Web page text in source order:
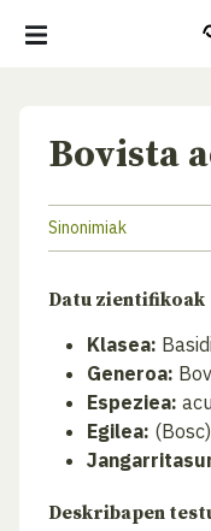
Bovista
Sinonimiak
Datu zientifikoak
Klasea:
Generoa:
Espeziea:
Egilea:
Deskribapen